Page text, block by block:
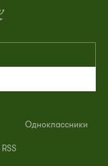
Одноклассники
RSS